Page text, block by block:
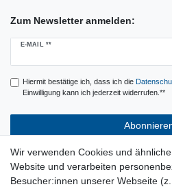
Zum Newsletter anmelden:
E-MAIL **
Newsletter
Hiermit bestätige ich, dass ich die
Einwilligung kann ich jederzeit widerrufen.**
**
Service & Hilfe
Wir verwenden Cookies und
Website und verarbeiten
Besucher:innen unserer Webseite